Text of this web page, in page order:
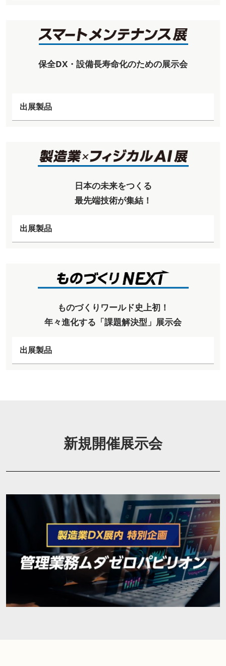
保全DX・設備長寿命化のための展示会
出展製品
日本の未来をつくる
最先端技術が集結！
出展製品
ものづくりワールド史上初！
年々進化する「課題解決型」展示会
出展製品
新規開催展示会